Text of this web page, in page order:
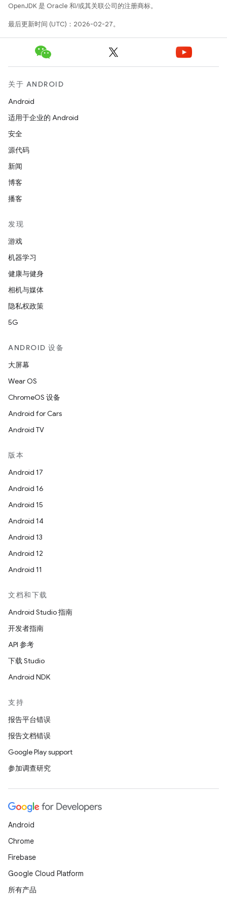
OpenJDK 是 Oracle 和/或其关联公司的注册商标。
最后更新时间 (UTC)：2026-02-27。
关于 ANDROID
Android
适用于企业的 Android
安全
源代码
新闻
博客
播客
发现
游戏
机器学习
健康与健身
相机与媒体
隐私权政策
5G
ANDROID 设备
大屏幕
Wear OS
ChromeOS 设备
Android for Cars
Android TV
版本
Android 17
Android 16
Android 15
Android 14
Android 13
Android 12
Android 11
文档和下载
Android Studio 指南
开发者指南
API 参考
下载 Studio
Android NDK
支持
报告平台错误
报告文档错误
Google Play support
参加调查研究
Android
Chrome
Firebase
Google Cloud Platform
所有产品